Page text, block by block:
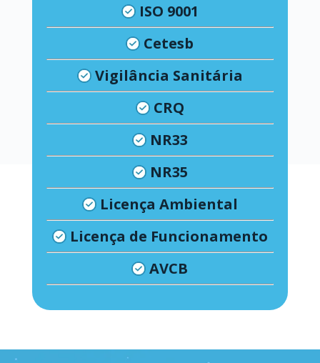
ISO 9001
Cetesb
Vigilância Sanitária
CRQ
NR33
NR35
Licença Ambiental
Licença de Funcionamento
AVCB